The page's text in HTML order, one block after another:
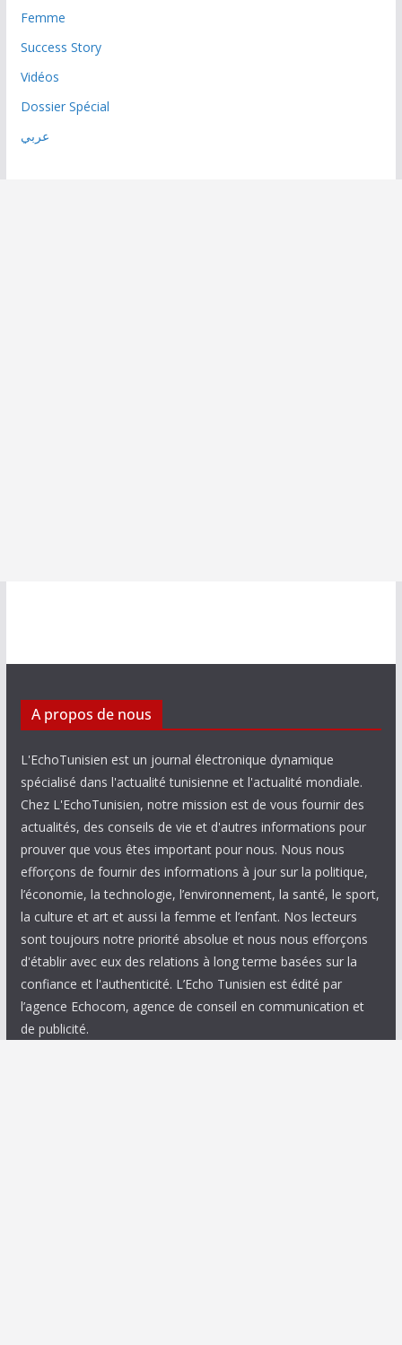
Femme
Success Story
Vidéos
Dossier Spécial
عربي
A propos de nous
L'EchoTunisien est un journal électronique dynamique
spécialisé dans l'actualité tunisienne et l'actualité mondiale.
Chez L'EchoTunisien, notre mission est de vous fournir des
actualités, des conseils de vie et d'autres informations pour
prouver que vous êtes important pour nous. Nous nous
efforçons de fournir des informations à jour sur la politique,
l’économie, la technologie, l’environnement, la santé, le sport,
la culture et art et aussi la femme et l’enfant. Nos lecteurs
sont toujours notre priorité absolue et nous nous efforçons
d'établir avec eux des relations à long terme basées sur la
confiance et l'authenticité. L’Echo Tunisien est édité par
l’agence Echocom, agence de conseil en communication et
de publicité.